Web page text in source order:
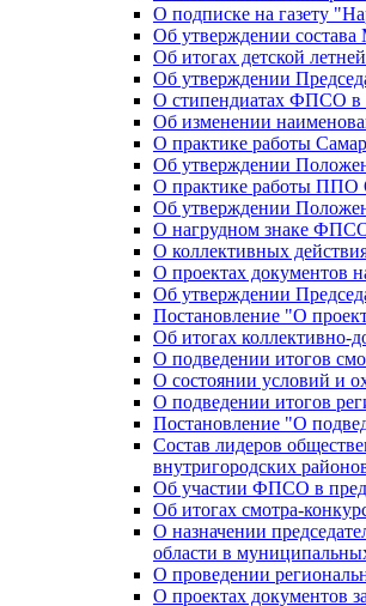
О подписке на газету
Об утверждении
Об итогах детской
Об утверждении
О стипендиатах ФПСО в
Об изменении
О практике работы
Об утверждении
О практике работы
Об утверждении
О нагрудном знаке ФПСО
О коллективных
О проектах документов
Об утверждении
Постановление "О
Об итогах коллективно-
О подведении итогов
О состоянии условий и
О подведении итогов
Постановление "О
Состав лидеров
внутригородских
Об участии ФПСО в
Об итогах смотра-
О назначении
области в
О проведении
О проектах документов